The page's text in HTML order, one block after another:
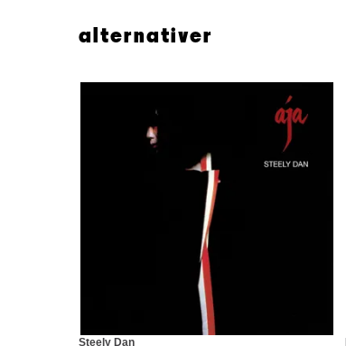
alternativer
Steely Dan